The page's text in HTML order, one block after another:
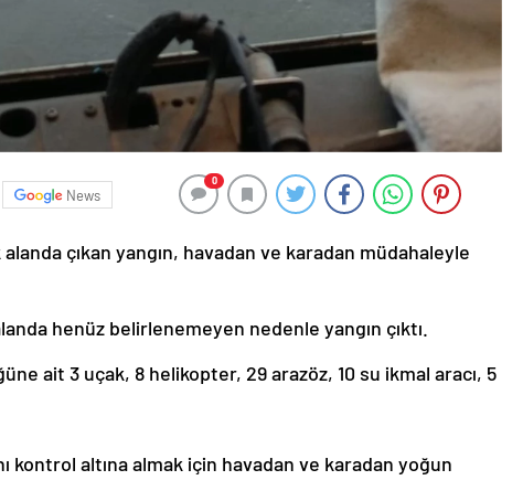
News
0
çıkan yangın, havadan ve karadan müdahaleyle
henüz belirlenemeyen nedenle yangın çıktı.
ait 3 uçak, 8 helikopter, 29 arazöz, 10 su ikmal aracı, 5
kontrol altına almak için havadan ve karadan yoğun